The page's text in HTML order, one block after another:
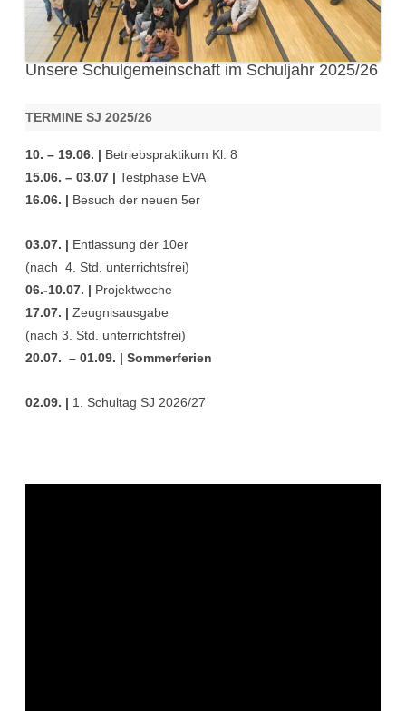
Unsere Schulgemeinschaft im Schuljahr 2025/26
TERMINE SJ 2025/26
10. – 19.06. | Betriebspraktikum Kl. 8
15.06. – 03.07 | Testphase EVA
16.06. | Besuch der neuen 5er
03.07. | Entlassung der 10er
(nach 4. Std. unterrichtsfrei)
06.-10.07. | Projektwoche
17.07. | Zeugnisausgabe
(nach 3. Std. unterrichtsfrei)
20.07. – 01.09. | Sommerferien
02.09. | 1. Schultag SJ 2026/27